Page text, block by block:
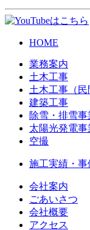
HOME
業務案内
土木工事
土木工事（民
建築工事
除雪・排雪事
太陽光発電事
空撮
施工実績・事
会社案内
ごあいさつ
会社概要
アクセス